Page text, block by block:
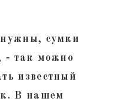
сумки
- так можно
известный
В нашем